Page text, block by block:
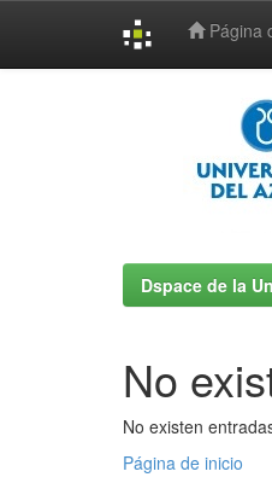
Página
Dspace de la
No
No existen
Página de inicio